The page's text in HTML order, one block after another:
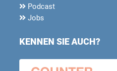
Podcast
Jobs
KENNEN SIE AUCH?